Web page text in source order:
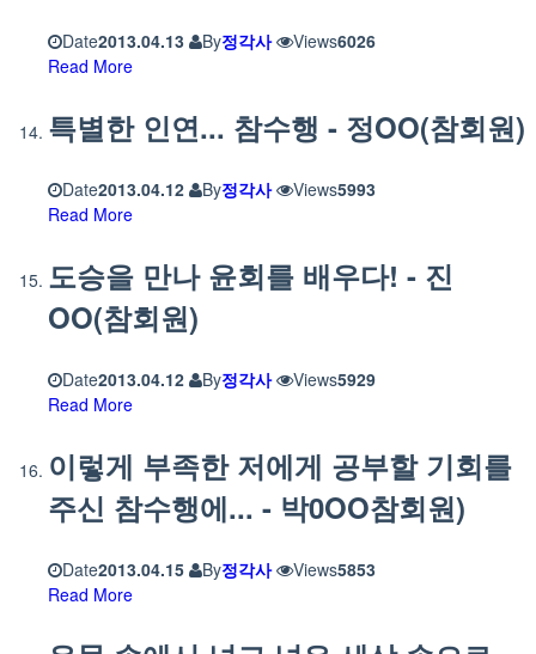
Date2013.04.13 By정각사 Views6026
Read More
특별한 인연... 참수행 - 정OO(참회원)
Date2013.04.12 By정각사 Views5993
Read More
도승을 만나 윤회를 배우다! - 진
OO(참회원)
Date2013.04.12 By정각사 Views5929
Read More
이렇게 부족한 저에게 공부할 기회를
주신 참수행에... - 박0OO참회원)
Date2013.04.15 By정각사 Views5853
Read More